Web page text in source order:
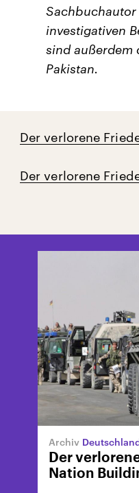
investigativen
sind außerdem
Pakistan.
Der verlorene
Der verlorene
Der
Nation